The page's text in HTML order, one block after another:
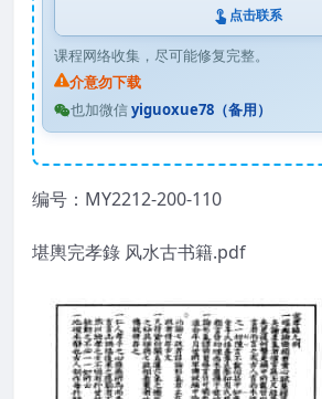
点击联系
课程网络收集，尽可能修复完整。
介意勿下载
也加微信yiguoxue78（备用）
编号：MY2212-200-110
堪輿完孝錄 风水古书籍.pdf